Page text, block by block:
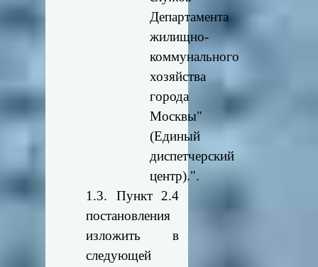
Департамента
жилищно-
коммунального
хозяйства
города
Москвы"
(Единый
диспетчерский
центр).".
1.3. Пункт 2.4
постановления
изложить в
следующей